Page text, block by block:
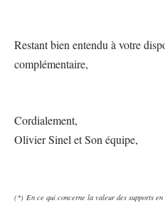
Restant bien entendu à votre
complémentaire,
Cordialement,
Olivier Sinel et Son équipe,
(*) En ce qui concerne la valeur des supports